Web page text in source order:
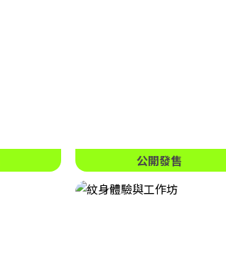
公開發售